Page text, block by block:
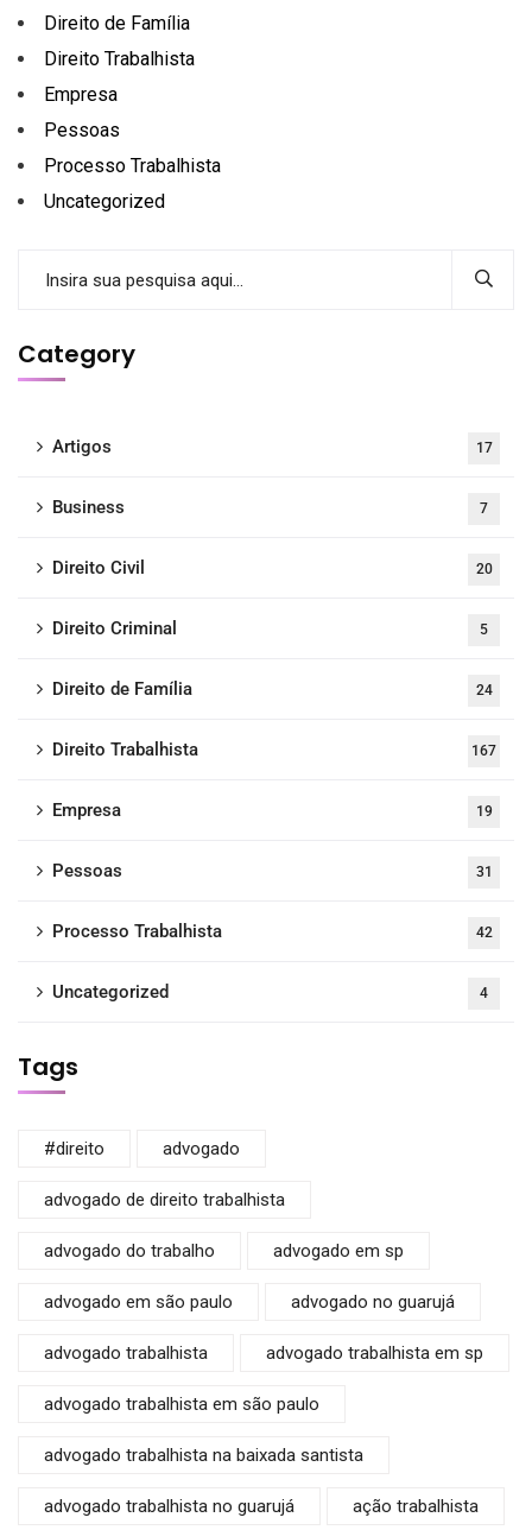
Direito de Família
Direito Trabalhista
Empresa
Pessoas
Processo Trabalhista
Uncategorized
Category
Artigos 17
Business 7
Direito Civil 20
Direito Criminal 5
Direito de Família 24
Direito Trabalhista 167
Empresa 19
Pessoas 31
Processo Trabalhista 42
Uncategorized 4
Tags
#direito advogado
advogado de direito trabalhista
advogado do trabalho advogado em sp
advogado em são paulo advogado no guarujá
advogado trabalhista advogado trabalhista em sp
advogado trabalhista em são paulo
advogado trabalhista na baixada santista
advogado trabalhista no guarujá ação trabalhista